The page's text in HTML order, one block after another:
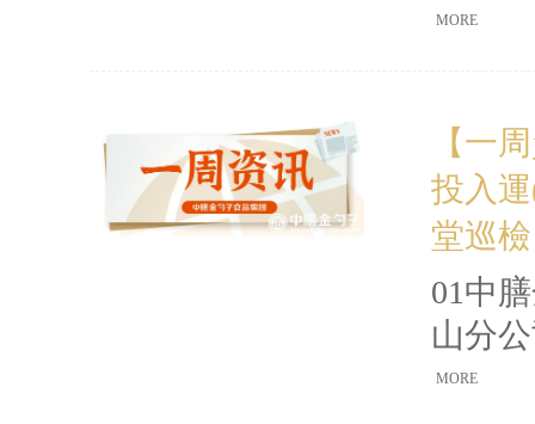
(xí)型
(wù)
慶擔
(xùn)
(xiàn)
都做
MORE
【一
投入
堂巡檢
01中
山分
要
MORE